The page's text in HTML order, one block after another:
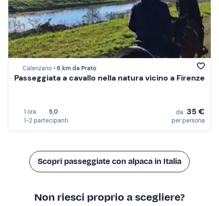
Calenzano •6 km da Prato
Passeggiata a cavallo nella natura vicino a Firenze
1 ora
5,0
1-2 partecipanti
da 35 €
per persona
Scopri passeggiate con alpaca in Italia
Non riesci proprio a scegliere?